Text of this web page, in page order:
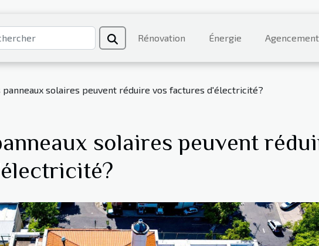
Rénovation Énergie Agencement
panneaux solaires peuvent réduire vos factures d'électricité?
solaires peuvent